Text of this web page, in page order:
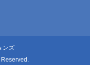
ンズ